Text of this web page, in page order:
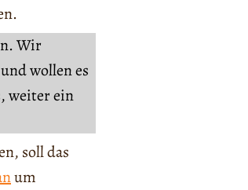
Wir
und wollen es
weiter ein
soll das
um